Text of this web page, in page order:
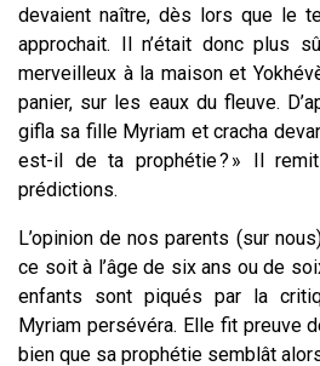
devaient naître, dès lors que le
approchait. Il n’était donc plus
merveilleux à la maison et
panier, sur les eaux du fleuve.
gifla sa fille Myriam et cracha
est-il de ta prophétie ? » Il
prédictions.
L’opinion de nos parents (sur
ce soit à l’âge de six ans ou de
enfants sont piqués par la
Myriam persévéra. Elle fit preuve
bien que sa prophétie semblât